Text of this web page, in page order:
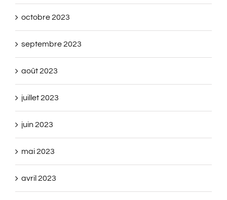
octobre 2023
septembre 2023
août 2023
juillet 2023
juin 2023
mai 2023
avril 2023